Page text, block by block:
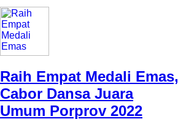
Raih Empat Medali Emas,
Cabor Dansa Juara
Umum Porprov 2022